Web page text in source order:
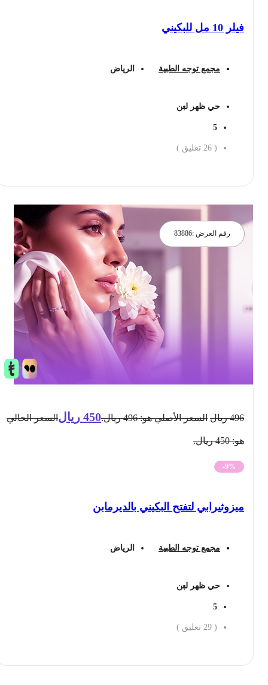
فيلر 10 مل للبكيني
مجمع توجه الطبية الرياض
حي ظهر لبن
26 تعليق )
رقم العرض :83886
ريال السعر الأصلي هو: 496 ريال. 450 ريال السعر الحالي
-9%
ميزوثيرابي لتفتح البكيني بالديرمابن
مجمع توجه الطبية الرياض
حي ظهر لبن
29 تعليق )